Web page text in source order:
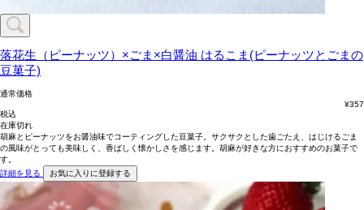
落花生（ピーナッツ）×ごま×白醤油 はるこま(ピーナッツとごまの
豆菓子)
通常価格
¥357
税込
在庫切れ
胡麻とピーナッツをお醤油味でコーティングした豆菓子。サクサクとした歯ごたえ、はじけるごま
の風味がとっても美味しく、香ばしく懐かしさを感じます。胡麻が好きな方におすすめのお菓子で
す。
詳細を見る
お気に入りに登録する